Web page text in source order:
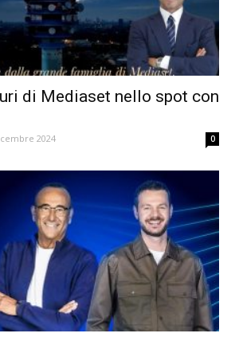
di Mediaset nello spot con
2024 0